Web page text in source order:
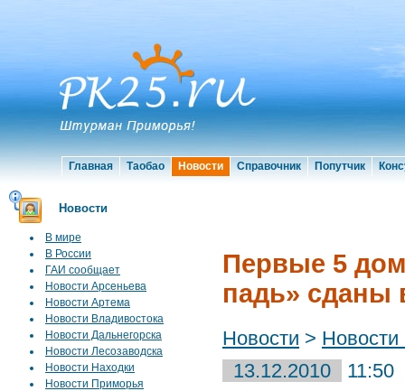
Главная Таобао Новости Справочник Попутчик
Новости
В мире
В России
ГАИ сообщает
Новости Арсеньева
Новости Артема
Новости Владивостока
Новости Дальнегорска
Новости Лесозаводска
Новости Находки
Новости Приморья
Первые 5
падь» сданы
Новости > Новости
13.12.2010
11:50